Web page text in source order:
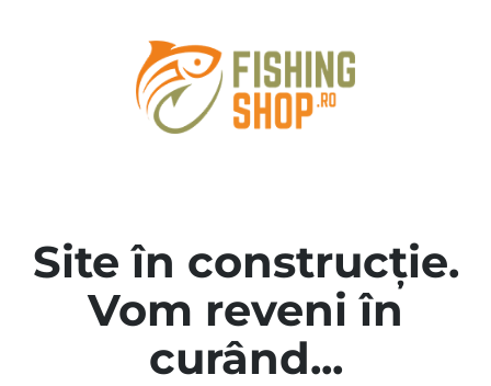
Site în construcție.
Vom reveni în
curând...